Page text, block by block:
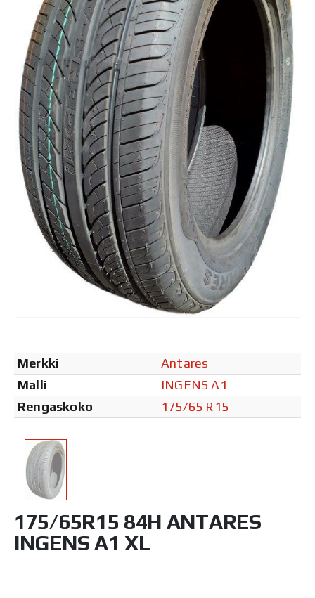
Merkki
Antares
Malli
INGENS A1
Rengaskoko
175/65 R15
175/65R15 84H ANTARES
INGENS A1 XL